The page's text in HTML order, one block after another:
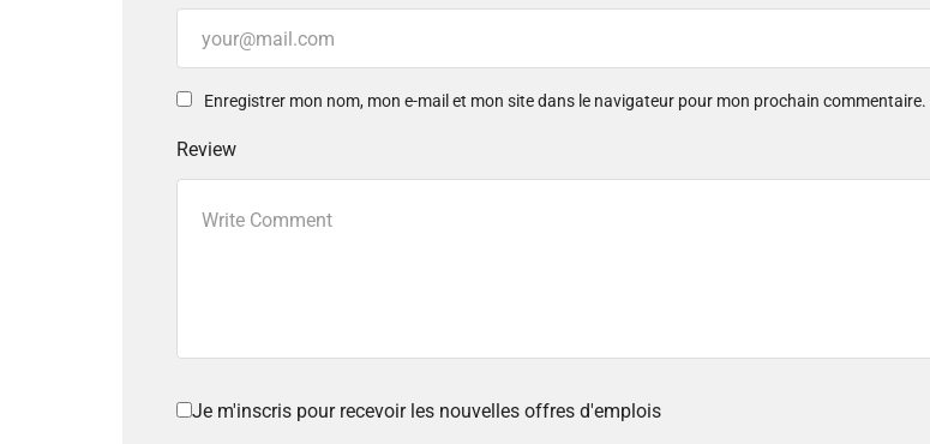
Enregistrer mon nom, mon e-mail et mon site dans le navigateur pour mon prochain commentaire.
Review
Je m'inscris pour recevoir les nouvelles offres d'emplois